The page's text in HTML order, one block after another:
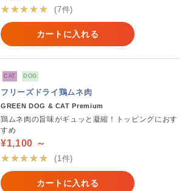
★★★★★
(7件)
カートに入れる
CAT DOG
フリーズドライ鶏ムネ肉
GREEN DOG & CAT Premium
鶏ムネ肉の旨味がギュッと凝縮！トッピングにおす
すめ
¥1,100 ～
★★★★★
(1件)
カートに入れる